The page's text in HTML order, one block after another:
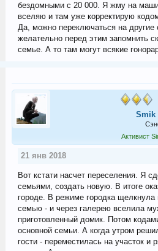
бездомными с 20 000. Я жму на
вселяю и там уже корректирую
Да, можно переключаться на другие
желательно перед этим запомнить
семье. А то там могут всякие
Smik
Активист
21 янв 2018
Вот кстати насчет переселения. Я
семьями, создать новую. В итоге
городе. В режиме городка
семью - и через галерею вселила
приготовленный домик. Потом
основной семьи. А когда утром
гости - переместилась на участок и